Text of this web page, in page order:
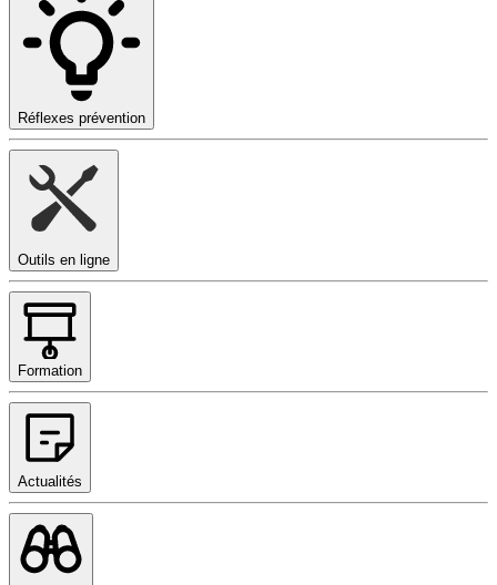
Réflexes prévention
Outils en ligne
Formation
Actualités